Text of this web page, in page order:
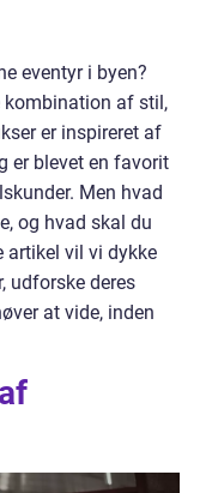
eventyr i byen?
kombination af stil,
er inspireret af
blevet en favorit
Men hvad
og hvad skal du
artikel vil vi dykke
udforske deres
at vide, inden